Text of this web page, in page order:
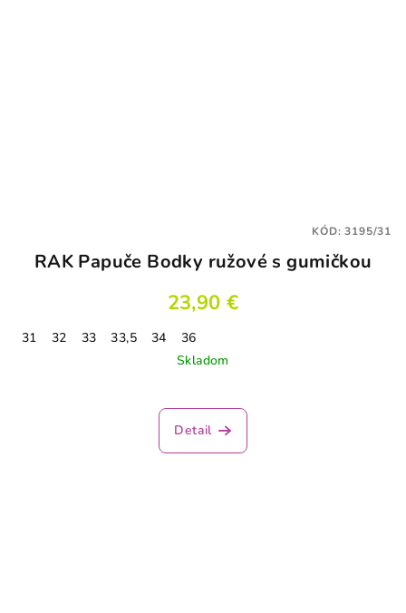
RAK Papuče Bodky ružové s gumičkou
23,90 €
31 32 33 33,5 34
36
Skladom
Detail
KÓD:3195/31